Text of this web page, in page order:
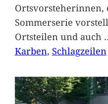
Sommerserie
Ortsteilen und auch
Karben, Schlagzeilen